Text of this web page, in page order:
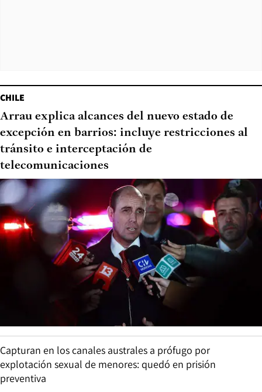
CHILE
Arrau explica alcances del nuevo estado de
excepción en barrios: incluye restricciones al
tránsito e interceptación de
telecomunicaciones
Capturan en los canales australes a prófugo por
explotación sexual de menores: quedó en prisión
preventiva